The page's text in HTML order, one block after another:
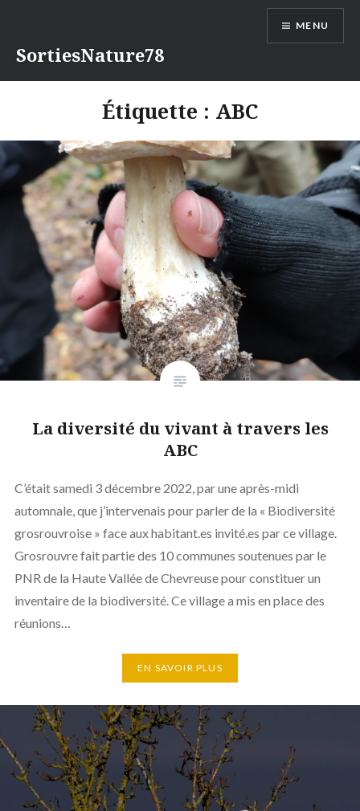
contenu
SortiesNature78
MENU
Étiquette : ABC
La diversité du vivant à travers les
ABC
C’était samedi 3 décembre 2022, par une après-midi
automnale, que j’intervenais pour parler de la « Biodiversité
grosrouvroise » face aux habitant.es invité.es par ce village.
Grosrouvre fait partie des 10 communes soutenues par le
PNR de la Haute Vallée de Chevreuse pour constituer un
inventaire de la biodiversité. Ce village a mis en place des
réunions…
EN SAVOIR PLUS